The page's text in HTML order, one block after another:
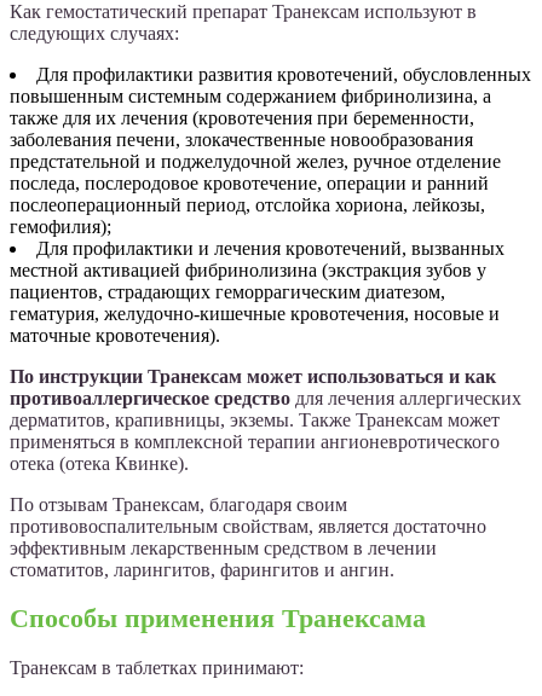
Как гемостатический препарат Транексам используют в
следующих случаях:
Для профилактики развития кровотечений, обусловленных
повышенным системным содержанием фибринолизина, а
также для их лечения (кровотечения при беременности,
заболевания печени, злокачественные новообразования
предстательной и поджелудочной желез, ручное отделение
последа, послеродовое кровотечение, операции и ранний
послеоперационный период, отслойка хориона, лейкозы,
гемофилия);
Для профилактики и лечения кровотечений, вызванных
местной активацией фибринолизина (экстракция зубов у
пациентов, страдающих геморрагическим диатезом,
гематурия, желудочно-кишечные кровотечения, носовые и
маточные кровотечения).
По инструкции Транексам может использоваться и как
противоаллергическое средство для лечения аллергических
дерматитов, крапивницы, экземы. Также Транексам может
применяться в комплексной терапии ангионевротического
отека (отека Квинке).
По отзывам Транексам, благодаря своим
противовоспалительным свойствам, является достаточно
эффективным лекарственным средством в лечении
стоматитов, ларингитов, фарингитов и ангин.
Способы применения Транексама
Транексам в таблетках принимают: